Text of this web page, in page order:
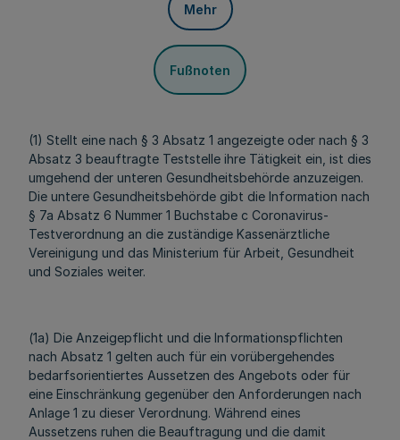
Mehr
Fußnoten
(1) Stellt eine nach § 3 Absatz 1 angezeigte oder nach § 3
Absatz 3 beauftragte Teststelle ihre Tätigkeit ein, ist dies
umgehend der unteren Gesundheitsbehörde anzuzeigen.
Die untere Gesundheitsbehörde gibt die Information nach
§ 7a Absatz 6 Nummer 1 Buchstabe c Coronavirus-
Testverordnung an die zuständige Kassenärztliche
Vereinigung und das Ministerium für Arbeit, Gesundheit
und Soziales weiter.
(1a) Die Anzeigepflicht und die Informationspflichten
nach Absatz 1 gelten auch für ein vorübergehendes
bedarfsorientiertes Aussetzen des Angebots oder für
eine Einschränkung gegenüber den Anforderungen nach
Anlage 1 zu dieser Verordnung. Während eines
Aussetzens ruhen die Beauftragung und die damit